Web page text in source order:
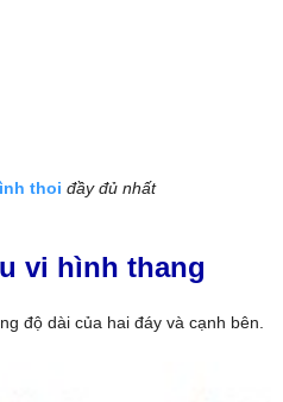
thoi đầy đủ nhất
vi hình thang
độ dài của hai đáy và cạnh bên.